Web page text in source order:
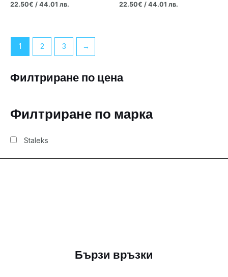
Филтриране по цена
Филтриране по марка
Staleks
22.50€ / 44.01 лв. 22.50€ / 44.01 лв.
1 2 3 →
Бързи връзки